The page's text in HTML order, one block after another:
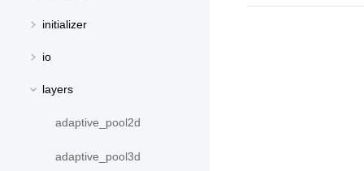
initializer
io
layers
adaptive_pool2d
adaptive_pool3d